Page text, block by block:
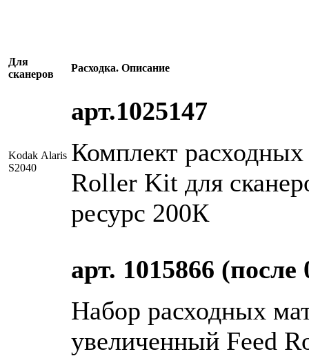
Для
сканеров
Расходка. Описание
Kodak Alaris
S2040
арт.1025147
Комплект
Roller Kit для
ресурс 200К
арт. 1015866 (после
Набор расходных
увеличенный Feed